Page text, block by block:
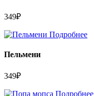
349₽
Подробнее
Пельмени
349₽
Подробнее